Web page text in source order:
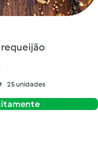
requeijão
25 unidades